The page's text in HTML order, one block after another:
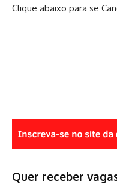
Clique abaixo para se
Quer receber